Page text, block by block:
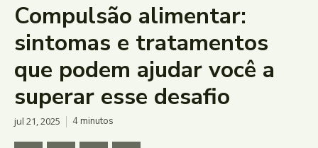
Compulsão alimentar:
sintomas e tratamentos
que podem ajudar você a
superar esse desafio
jul 21, 2025 4minutos